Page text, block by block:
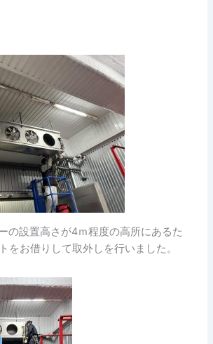
の設置高さが4ｍ程度の高所にあるた
をお借りして取外しを行いました。